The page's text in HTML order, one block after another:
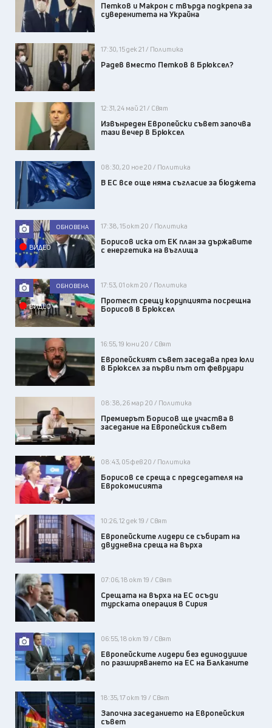
Петков и Макрон с твърда подкрепа за
суверенитета на Украйна
17:30, 15 дек 21 / Политика
Радев вместо Петков в Брюксел?
12:31, 24 май 21 / Свят
Извънреден Европейски съвет започва
тази вечер в Брюксел
08:30, 20 ное 20 / Политика
В ЕС все още няма съгласие за бюджета
ВИДЕО
ОБНОВЕНА 17:38, 15 окт 20 / Политика
Борисов иска от ЕК план за държавите
с енергетика на въглища
ВИДЕО
ОБНОВЕНА 17:53, 01 окт 20 / Политика
Протест срещу корупцията посрещна
Борисов в Брюксел
16:55, 19 юни 20 / Свят
Европейският съвет заседава през юли
в Брюксел за първи път от февруари
08:38, 26 мар 20 / Политика
Премиерът Борисов ще участва в
заседание на Европейския съвет
08:43, 05 фев 20 / Политика
Борисов се среща с председателя на
Еврокомисията
10:26, 12 дек 19 / Свят
Европейските лидери се събират на
двудневна среща на върха
07:06, 18 окт 19 / Свят
Срещата на върха на ЕС осъди
турската операция в Сирия
06:55, 18 окт 19 / Свят
Европейските лидери без единодушие
по разширяването на ЕС на Балканите
18:35, 17 окт 19 / Свят
Започна заседанието на Европейския
съвет